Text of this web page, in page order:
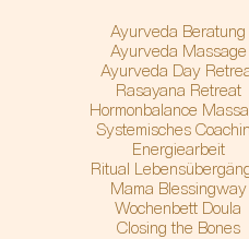
Ayurveda Beratung
Ayurveda Massage
Ayurveda Day
Rasayana Retreat
Hormonbalance
Systemisches
Energiearbeit
Ritual
Mama Blessingway
Wochenbett Doula
Closing the Bones